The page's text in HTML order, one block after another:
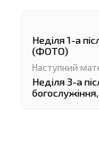
Неділя 1-а
(ФОТО)
Неділя 3-а